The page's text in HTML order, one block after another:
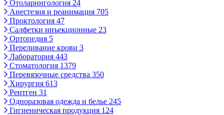
Отоларингология 24
Анестезия и реанимация 705
Проктология 47
Салфетки инъекционные 23
Ортопедия 5
Переливание крови 3
Лаборатория 443
Стоматология 1379
Перевязочные средства 350
Хирургия 613
Рентген 31
Одноразовая одежда и белье 245
Гигиеническая продукция 124